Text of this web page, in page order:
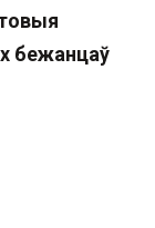
бежанцаў